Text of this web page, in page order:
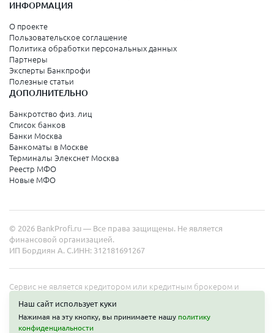
ИНФОРМАЦИЯ
О проекте
Пользовательское соглашение
Политика обработки персональных данных
Партнеры
Эксперты Банкпрофи
Полезные статьи
ДОПОЛНИТЕЛЬНО
Банкротство физ. лиц
Список банков
Банки Москва
Банкоматы в Москве
Терминалы Элекснет Москва
Реестр МФО
Новые МФО
© 2026 BankProfi.ru — Все права защищены. Не является
финансовой организацией.
ИП Бордиян А. С.ИНН: 312181691267
Сервис не является кредитором или кредитным брокером и
на сайте не является публичной офертой. Полные условия услуг
уточняйте на сайте организаций.
Наш сайт использует куки
Нажимая на эту кнопку, вы принимаете нашу политику
конфиденциальности